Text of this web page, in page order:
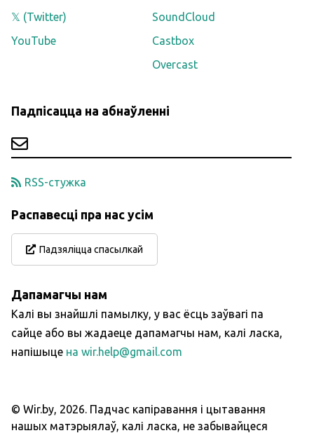
𝕏 (Twitter)
YouTube
SoundCloud
Castbox
Overcast
Падпісацца на абнаўленні
RSS-стужка
Распавесці пра нас усім
Падзяліцца спасылкай
Дапамагчы нам
Калі вы знайшлі памылку, у вас ёсць заўвагі па
сайце або вы жадаеце дапамагчы нам, калі ласка,
напішыце на wir.help@gmail.com
© Wir.by, 2026. Падчас капіравання і цытавання
нашых матэрыялаў, калі ласка, не забывайцеся